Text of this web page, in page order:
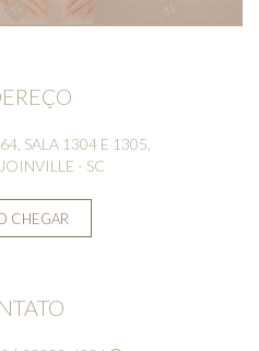
SALA 1304 E 1305,
- SC
CHEGAR